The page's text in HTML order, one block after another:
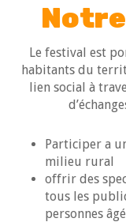
Le festival est
habitants du
lien social à
Participer a
milieu rural
offrir des
tous les
personnes